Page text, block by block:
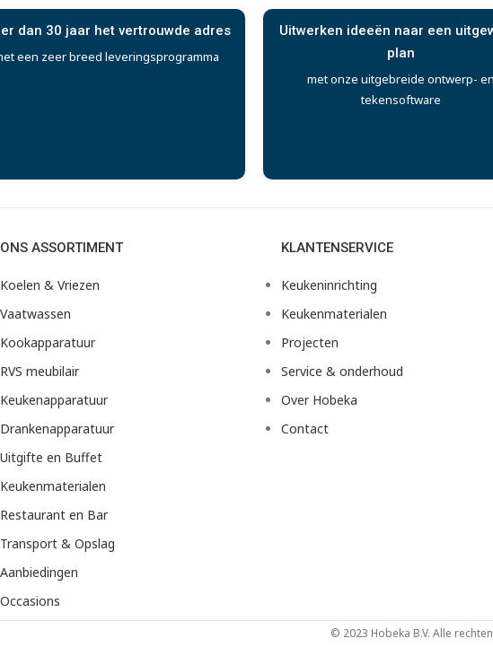
dan 30 jaar het vertrouwde adres
een zeer breed leveringsprogramma
Uitwerken ideeën naar een
plan
met onze uitgebreide ontwerp- en
tekensoftware
ONS ASSORTIMENT
Koelen & Vriezen
Vaatwassen
Kookapparatuur
RVS meubilair
Keukenapparatuur
Drankenapparatuur
Uitgifte en Buffet
Keukenmaterialen
Restaurant en Bar
Transport & Opslag
Aanbiedingen
Occasions
KLANTENSERVICE
Keukeninrichting
Keukenmaterialen
Projecten
Service & onderhoud
Over Hobeka
Contact
© 2023 Hobeka B.V. Alle